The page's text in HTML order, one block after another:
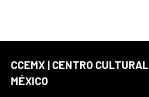
CCEMX | CENTRO
MÉXICO